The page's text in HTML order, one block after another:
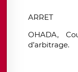
ARRET
OHADA,
d’arbitrage.